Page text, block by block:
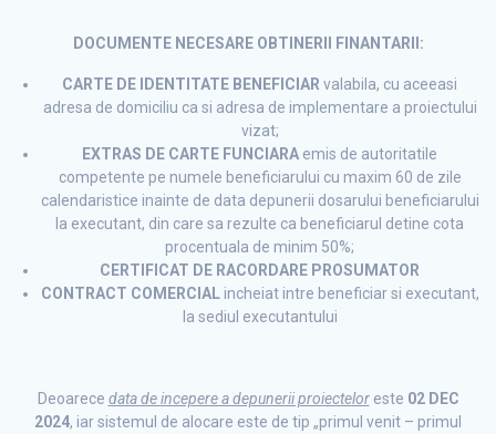
DOCUMENTE NECESARE OBTINERII FINANTARII:
CARTE DE IDENTITATE BENEFICIAR valabila, cu aceeasi
adresa de domiciliu ca si adresa de implementare a proiectului
vizat;
EXTRAS DE CARTE FUNCIARA emis de autoritatile
competente pe numele beneficiarului cu maxim 60 de zile
calendaristice inainte de data depunerii dosarului beneficiarului
la executant, din care sa rezulte ca beneficiarul detine cota
procentuala de minim 50%;
CERTIFICAT DE RACORDARE PROSUMATOR
CONTRACT COMERCIAL incheiat intre beneficiar si executant,
la sediul executantului
Deoarece data de incepere a depunerii proiecteloreste 02 DEC
2024, iar sistemul de alocare este de tip „primul venit – primul